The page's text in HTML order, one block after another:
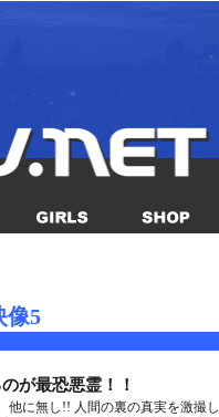
像5
が最恐悪霊！！
他に無し!! 人間の裏の真実を激撮し